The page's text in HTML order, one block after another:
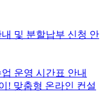
및 분할납부 신청 안
운영 시간표 안내
! 맞춤형 온라인 컨설